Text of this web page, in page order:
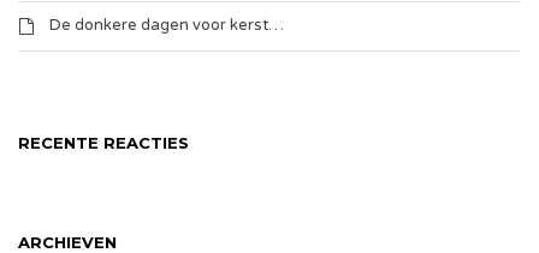
De donkere dagen voor kerst…
RECENTE REACTIES
ARCHIEVEN